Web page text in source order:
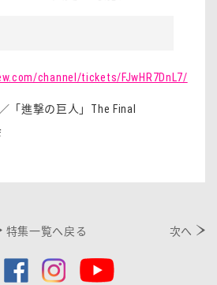
channel/tickets/FJwHR7DnL7/
「進撃の巨人」The Final
特集一覧へ戻る 次へ